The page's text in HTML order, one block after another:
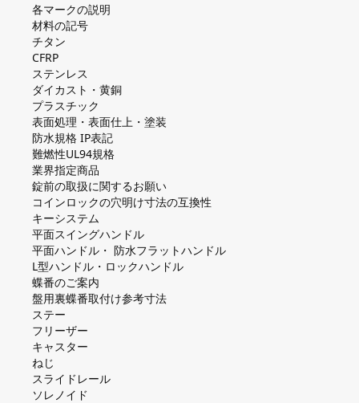
各マークの説明
材料の記号
チタン
CFRP
ステンレス
ダイカスト・⻩銅
プラスチック
表面処理・表面仕上・塗装
防⽔規格 IP表記
難燃性UL94規格
業界指定商品
錠前の取扱に関するお願い
コインロックの⽳明け⼨法の互換性
キーシステム
平⾯スイングハンドル
平⾯ハンドル・ 防⽔フラットハンドル
L型ハンドル・ロックハンドル
蝶番のご案内
盤⽤裏蝶番取付け参考⼨法
ステー
フリーザー
キャスター
ねじ
スライドレール
ソレノイド